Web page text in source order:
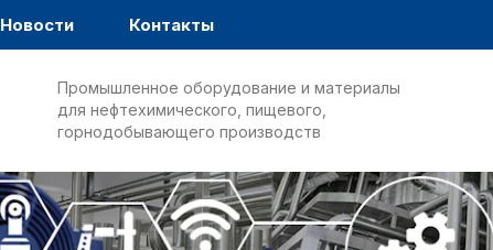
Новости Контакты
Промышленное оборудование и материалы
для нефтехимического, пищевого,
горнодобывающего производств